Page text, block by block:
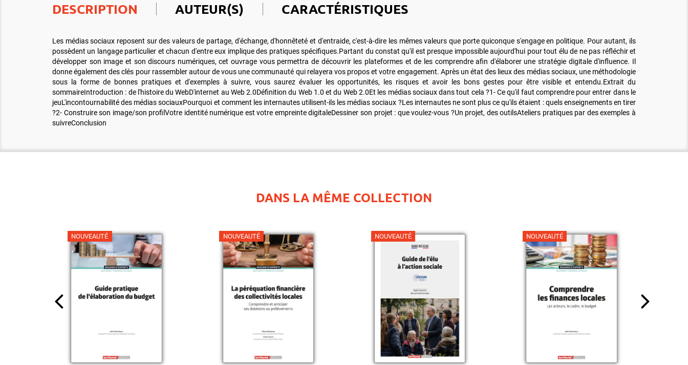
DESCRIPTION AUTEUR(S) CARACTÉRISTIQUES
Les médias sociaux reposent sur des valeurs de partage, d'échange, d'honnêteté et d'entraide, c'est-à-dire les mêmes valeurs que porte quiconque s'engage en politique. Pour autant, ils
possèdent un langage particulier et chacun d'entre eux implique des pratiques spécifiques.Partant du constat qu'il est presque impossible aujourd'hui pour tout élu de ne pas réfléchir et
développer son image et son discours numériques, cet ouvrage vous permettra de découvrir les plateformes et de les comprendre afin d'élaborer une stratégie digitale d'influence. Il
donne également des clés pour rassembler autour de vous une communauté qui relayera vos propos et votre engagement. Après un état des lieux des médias sociaux, une méthodologie
sous la forme de bonnes pratiques et d'exemples à suivre, vous saurez évaluer les opportunités, les risques et avoir les bons gestes pour être visible et entendu.Extrait du
sommaireIntroduction : de l'histoire du WebD'internet au Web 2.0Définition du Web 1.0 et du Web 2.0Et les médias sociaux dans tout cela ?1- Ce qu'il faut comprendre pour entrer dans le
jeuL'incontournabilité des médias sociauxPourquoi et comment les internautes utilisent-ils les médias sociaux ?Les internautes ne sont plus ce qu'ils étaient : quels enseignements en tirer
?2- Construire son image/son profilVotre identité numérique est votre empreinte digitaleDessiner son projet : que voulez-vous ?Un projet, des outilsAteliers pratiques par des exemples à
suivreConclusion
DANS LA MÊME COLLECTION
NOUVEAUTÉ NOUVEAUTÉ NOUVEAUTÉ NOUVEAUTÉ